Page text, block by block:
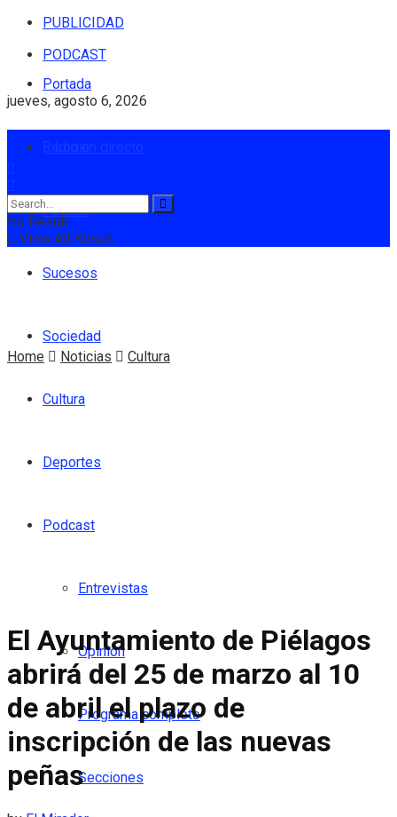
PUBLICIDAD
PODCAST
jueves, agosto 6, 2026
Portada
Política
Sucesos
Sociedad
Cultura
Deportes
Podcast
Entrevistas
Opinión
Programa completo
Secciones
No Result
View All Result
Home Noticias Cultura
El Ayuntamiento de Piélagos
abrirá del 25 de marzo al 10
de abril el plazo de
inscripción de las nuevas
peñas